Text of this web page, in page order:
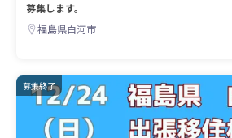
募集します。
福島県白河市
募集終了